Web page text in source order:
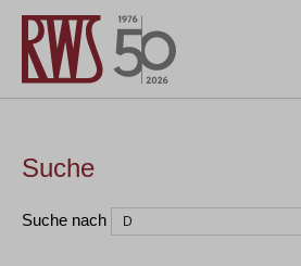
Suche
Suche nach